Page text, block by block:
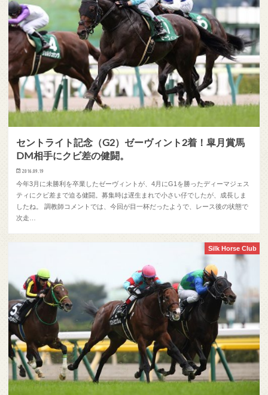
セントライト記念（G2）ゼーヴィント2着！皐月賞馬
DM相手にクビ差の健闘。
2016.09.19
今年3月に未勝利を卒業したゼーヴィントが、4月にG1を勝ったディーマジェス
ティにクビ差まで迫る健闘。募集時は遅生まれで小さい仔でしたが、成長しま
したね。 調教師コメントでは、今回が目一杯だったようで、レース後の状態で
次走…
Silk Horse Club